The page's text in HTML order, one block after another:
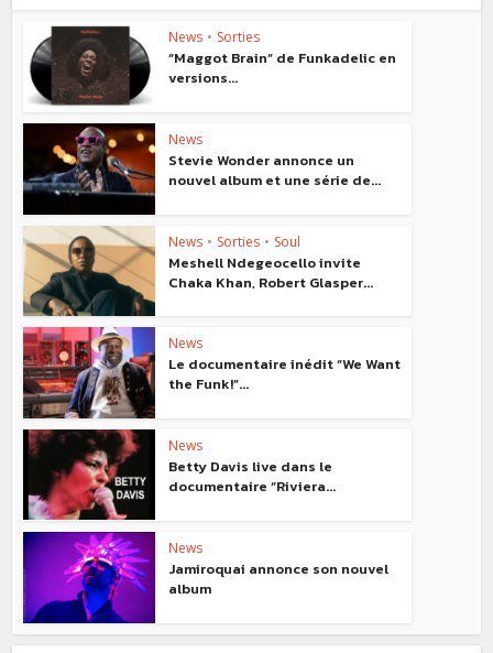
News • Sorties
“Maggot Brain” de Funkadelic en
versions...
News
Stevie Wonder annonce un
nouvel album et une série de...
News • Sorties • Soul
Meshell Ndegeocello invite
Chaka Khan, Robert Glasper...
News
Le documentaire inédit “We Want
the Funk!”...
News
Betty Davis live dans le
documentaire “Riviera...
News
Jamiroquai annonce son nouvel
album